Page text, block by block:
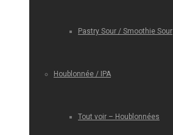
Pastry Sour / Smoothie Sour
Houblonnée / IPA
Tout voir – Houblonnées